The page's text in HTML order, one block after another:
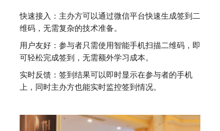
快速接入：主办方可以通过微信平台快速生成签到二
维码，无需复杂的技术准备。
用户友好：参与者只需使用智能手机扫描二维码，即
可轻松完成签到，无需额外学习成本。
实时反馈：签到结果可以即时显示在参与者的手机
上，同时主办方也能实时监控签到情况。